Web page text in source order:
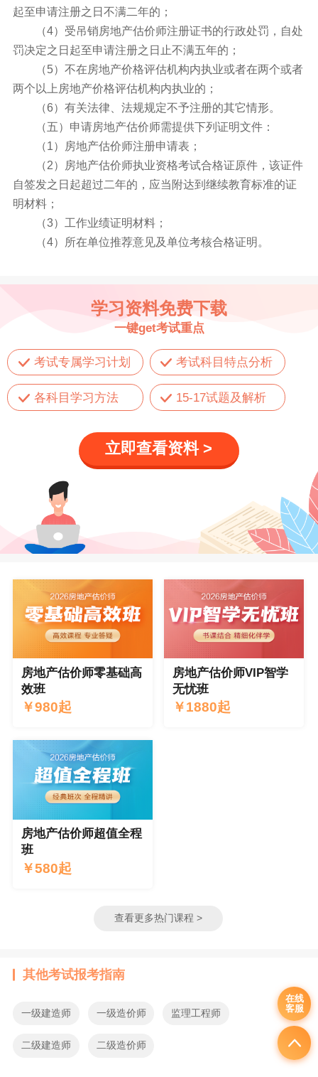
起至申请注册之日不满二年的；
（4）受吊销房地产估价师注册证书的行政处罚，自处
罚决定之日起至申请注册之日止不满五年的；
（5）不在房地产价格评估机构内执业或者在两个或者
两个以上房地产价格评估机构内执业的；
（6）有关法律、法规规定不予注册的其它情形。
（五）申请房地产估价师需提供下列证明文件：
（1）房地产估价师注册申请表；
（2）房地产估价师执业资格考试合格证原件，该证件
自签发之日起超过二年的，应当附达到继续教育标准的证
明材料；
（3）工作业绩证明材料；
（4）所在单位推荐意见及单位考核合格证明。
学习资料免费下载
一键get考试重点
考试专属学习计划 考试科目特点分析
各科目学习方法 15-17试题及解析
立即查看资料 >
房地产估价师零基础高
效班
￥980起
房地产估价师VIP智学
无忧班
￥1880起
房地产估价师超值全程
班
￥580起
查看更多热门课程 >
其他考试报考指南
一级建造师 一级造价师 监理工程师
二级建造师 二级造价师
在线
客服